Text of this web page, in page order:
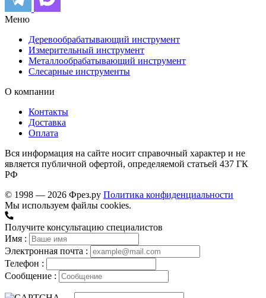
Меню
Деревообрабатывающий инструмент
Измерительный инструмент
Металлообрабатывающий инструмент
Слесарные инструменты
О компании
Контакты
Доставка
Оплата
Вся информация на сайте носит справочный характер и не
является публичной офертой, определяемой статьей 437 ГК
РФ
© 1998 — 2026 Фрез.ру Политика конфиденциальности
Мы используем файлы cookies.
Получите консультацию специалистов
Имя :
Электронная почта :
Телефон :
Сообщение :